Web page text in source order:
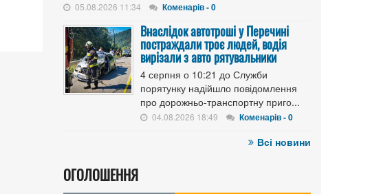
05.08.2026 11:34 Коменарів - 0
Внаслідок автотроші у Перечині
постраждали троє людей, водія
вирізали з авто рятувальники
4 серпня о 10:21 до Служби
порятунку надійшло повідомлення
про дорожньо-транспортну приго...
04.08.2026 18:49 Коменарів - 0
Всі новини
ОГОЛОШЕННЯ